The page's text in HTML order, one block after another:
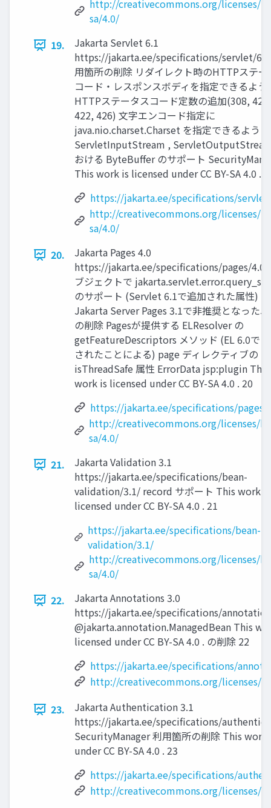
http://creativecommons.org/licenses/
sa/4.0/
19.
Jakarta Servlet 6.1
https://jakarta.ee/specifications/servlet/
用箇所の削除 リダイレクト時のHTTPステー
コード・レスポンスボディを指定できるよう
HTTPステータスコード定数の追加(308, 421,
422, 426) 文字エンコード指定に
java.nio.charset.Charset を指定できるように
ServletInputStream ,
おける ByteBuffer のサポート
This work is licensed under CC BY-SA 4.0 .
https://jakarta.ee/specifications/
http://creativecommons.org/licenses/
sa/4.0/
20.
Jakarta Pages 4.0
https://jakarta.ee/specifications/pages/4.0/
ブジェクトで
のサポート (Servlet 6.1で追加された属性)
Jakarta Server Pages 3.1で非推奨となった
の削除 Pagesが提供する ELResolver の
getFeatureDescriptors メソッド (EL 6.0で
されたことによる) page ディレクティブの
isThreadSafe 属性 ErrorData jsp:plugin This
work is licensed under CC BY-SA 4.0 . 20
https://jakarta.ee/specifications/pages/
http://creativecommons.org/licenses/
sa/4.0/
21.
Jakarta Validation 3.1
https://jakarta.ee/specifications/bean-
validation/3.1/ record サポート This work is
licensed under CC BY-SA 4.0 . 21
https://jakarta.ee/specifications/bean-
validation/3.1/
http://creativecommons.org/licenses/
sa/4.0/
22.
Jakarta Annotations 3.0
https://jakarta.ee/specifications/
@jakarta.annotation.ManagedBean This
licensed under CC BY-SA 4.0 . の削除 22
https://jakarta.ee/specifications/
http://creativecommons.org/licenses/
23.
Jakarta Authentication 3.1
https://jakarta.ee/specifications/
SecurityManager 利用箇所の削除 This
under CC BY-SA 4.0 . 23
https://jakarta.ee/specifications/
http://creativecommons.org/licenses/